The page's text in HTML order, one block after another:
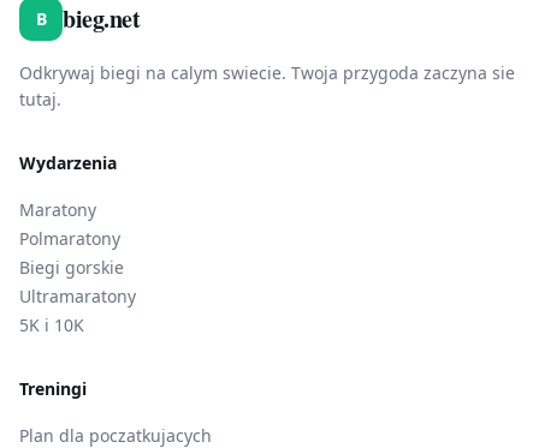
B bieg.net
Odkrywaj biegi na calym swiecie. Twoja przygoda zaczyna sie
tutaj.
Wydarzenia
Maratony
Polmaratony
Biegi gorskie
Ultramaratony
5K i 10K
Treningi
Plan dla poczatkujacych